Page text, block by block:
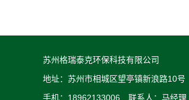
苏州格瑞泰克环保科技有限公司
地址：苏州市相城区望亭镇新浪路10号
手机：18962133006 联系人：马经理